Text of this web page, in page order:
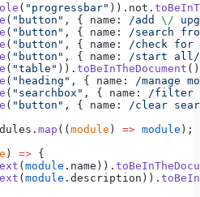
( "progressbar" )).not.
( "button" , { name: /add \/
( "button" , { name: /search
( "button" , { name: /check for
( "button" , { name: /start all /
( "table" )). toBeInTheDocument
( "heading" , { name: /manage
( "searchbox" , { name: /filter
( "button" , { name: /clear
map (( module ) => module );
) => {
( module .name)).
( module .description)).